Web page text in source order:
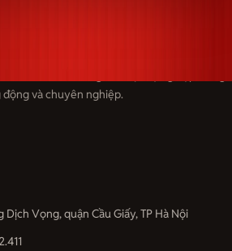
và chuyên nghiệp.
Dịch Vọng, quận Cầu Giấy, TP Hà Nội